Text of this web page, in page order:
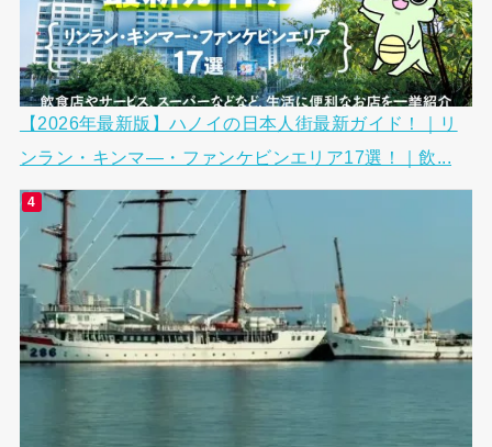
【2026年最新版】ハノイの日本人街最新ガイド！｜リ
ンラン・キンマ―・ファンケビンエリア17選！｜飲...